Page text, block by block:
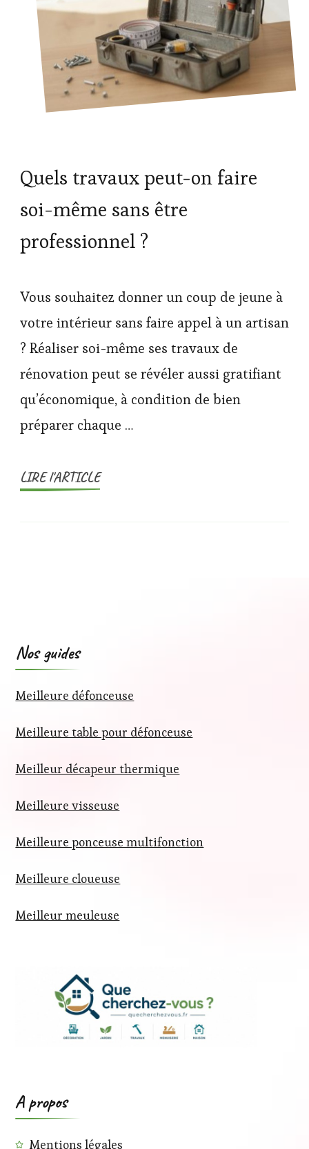
Quels travaux peut-on faire
soi-même sans être
professionnel ?
Vous souhaitez donner un coup de jeune à
votre intérieur sans faire appel à un artisan
? Réaliser soi-même ses travaux de
rénovation peut se révéler aussi gratifiant
qu’économique, à condition de bien
préparer chaque …
LIRE l'ARTICLE
Nos guides
Meilleure défonceuse
Meilleure table pour défonceuse
Meilleur décapeur thermique
Meilleure visseuse
Meilleure ponceuse multifonction
Meilleure cloueuse
Meilleur meuleuse
A propos
Mentions légales